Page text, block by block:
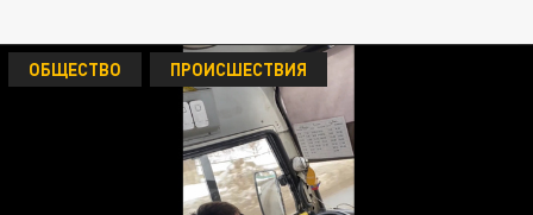
ОБЩЕСТВО ПРОИСШЕСТВИЯ